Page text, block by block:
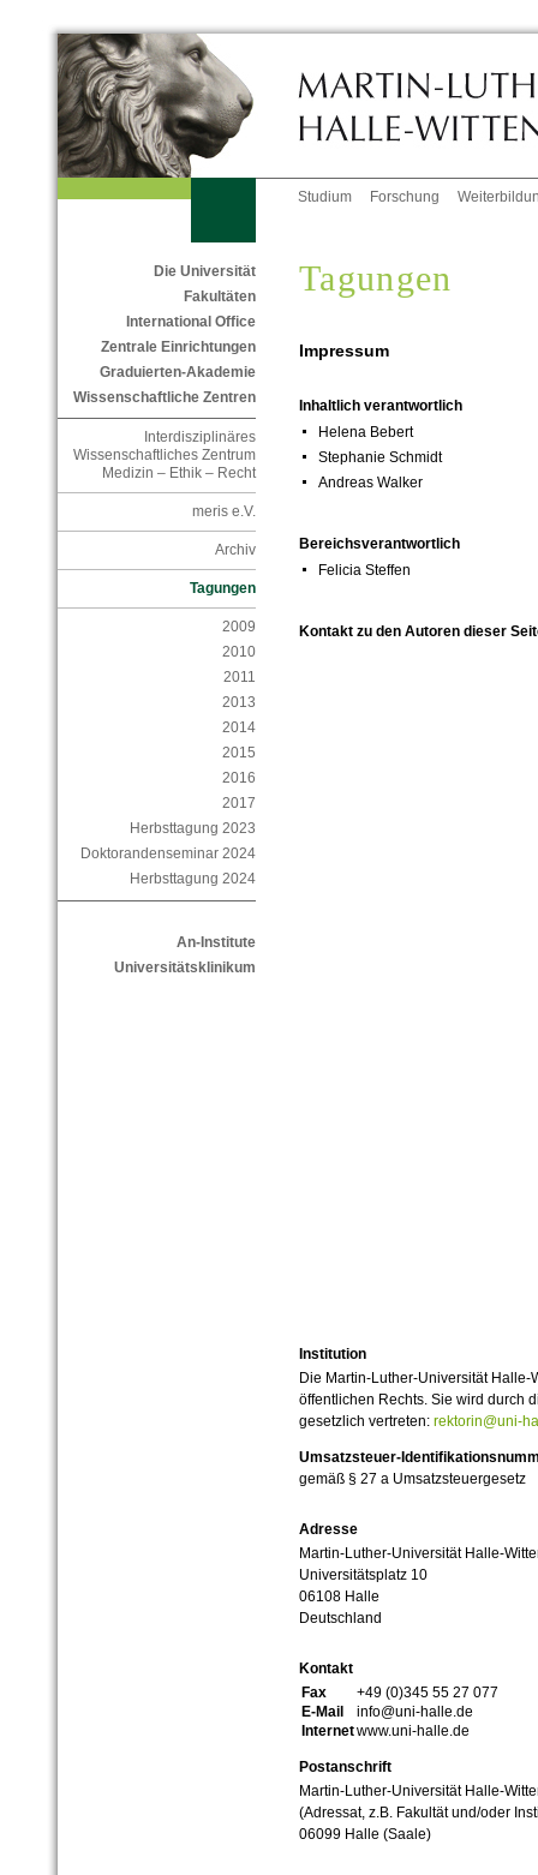
Studium Forschung
Die Universität
Fakultäten
International Office
Zentrale Einrichtungen
Graduierten-Akademie
Wissenschaftliche Zentren
Interdisziplinäres
Wissenschaftliches Zentrum
Medizin – Ethik – Recht
meris e.V.
Archiv
Tagungen
2009
2010
2011
2013
2014
2015
2016
2017
Herbsttagung 2023
Doktorandenseminar 2024
Herbsttagung 2024
An-Institute
Universitätsklinikum
Tagungen
Impressum
Inhaltlich verantwortlich
Helena Bebert
Stephanie Schmidt
Andreas Walker
Bereichsverantwortlich
Felicia Steffen
Kontakt zu den Autoren dieser
Institution
Die Martin-Luther-Universität
öffentlichen Rechts. Sie wird durch
gesetzlich vertreten: rektorin@uni-
Umsatzsteuer-
gemäß § 27 a Umsatzsteuergesetz
Adresse
Martin-Luther-Universität Halle-
Universitätsplatz 10
06108 Halle
Deutschland
Kontakt
Fax
+49 (0)345 55 27 077
E-Mail
info@uni-halle.de
Internetwww.uni-halle.de
Postanschrift
Martin-Luther-Universität Halle-
(Adressat, z.B. Fakultät und/oder
06099 Halle (Saale)